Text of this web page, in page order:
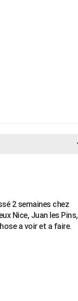
2 semaines chez
Nice, Juan les Pins,
a voir et a faire.